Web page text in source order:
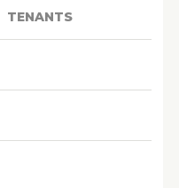
TENANTS